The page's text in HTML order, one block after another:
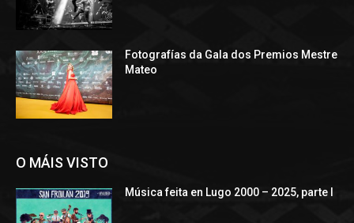
Fotografías da Gala dos Premios Mestre
Mateo
O MÁIS VISTO
Música feita en Lugo 2000 – 2025, parte I